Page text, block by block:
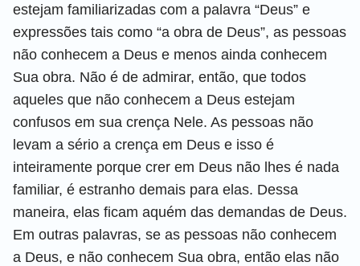
estejam familiarizadas com a palavra “Deus” e
expressões tais como “a obra de Deus”, as pessoas
não conhecem a Deus e menos ainda conhecem
Sua obra. Não é de admirar, então, que todos
aqueles que não conhecem a Deus estejam
confusos em sua crença Nele. As pessoas não
levam a sério a crença em Deus e isso é
inteiramente porque crer em Deus não lhes é nada
familiar, é estranho demais para elas. Dessa
maneira, elas ficam aquém das demandas de Deus.
Em outras palavras, se as pessoas não conhecem
a Deus, e não conhecem Sua obra, então elas não